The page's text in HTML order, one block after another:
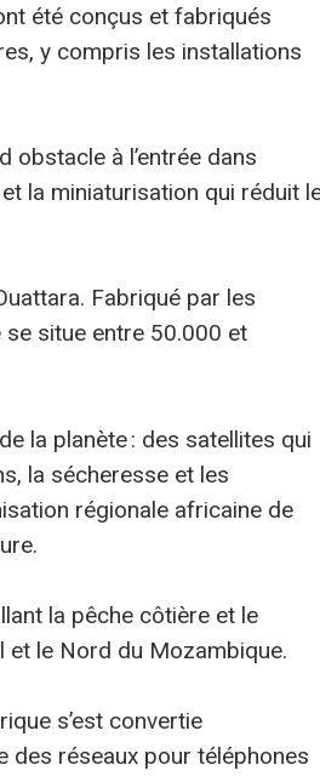
été conçus et fabriqués
y compris les installations
obstacle à l’entrée dans
la miniaturisation qui réduit
Fabriqué par les
se situe entre 50.000 et
la planète : des satellites qui
la sécheresse et les
régionale africaine de
la pêche côtière et le
et le Nord du Mozambique.
s’est convertie
des réseaux pour téléphones